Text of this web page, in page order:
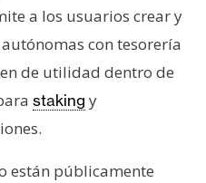
a los usuarios crear y
con tesorería
de utilidad dentro de
staking y
están públicamente